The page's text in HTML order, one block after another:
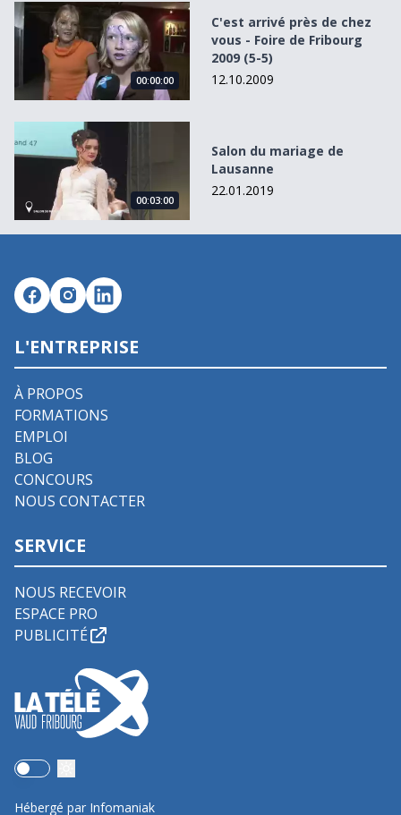
C&#039;est arrivé près de chez vous - Foire de Fribourg
00:00:00
C'est arrivé près de chez
vous - Foire de Fribourg
2009 (5-5)
12.10.2009
Salon du mariage de Lausanne
00:03:00
Salon du mariage de
Lausanne
22.01.2019
L'ENTREPRISE
À PROPOS
FORMATIONS
EMPLOI
BLOG
CONCOURS
NOUS CONTACTER
SERVICE
NOUS RECEVOIR
ESPACE PRO
PUBLICITÉ
Use setting
Hébergé par Infomaniak